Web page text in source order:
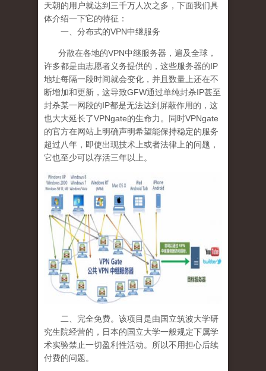
天朝的用户就达到三千万人次之多，下面我们具
体介绍一下它的特征：
一、分布式的VPN中继服务
分散在各地的VPN中继服务器，遍及全球，
许多都是由志愿者义务提供的，这些服务器的IP
地址每隔一段时间就会变化，并且数量上还在不
断增加和更新，这导致GFW通过单纯封杀IP甚至
封杀某一网段的IP都是无法达到屏蔽作用的，这
也大大延长了VPNgate的生命力。同时VPNgate
的官方在网站上明确声明希望能保持稳定的服务
超过八年，即使出现技术上或者法律上的问题，
它也至少可以存活三年以上。
二、完全免费。该项目是由国立筑波大学研
究生院经营的，日本的国立大学一般规定下属学
术实验禁止一切盈利性活动。所以不用担心后续
付费的问题。